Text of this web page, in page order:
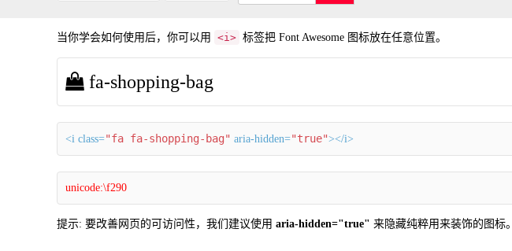
当你学会如何使用后，你可以用 <i> 标签把 Font Awesome 图标放在任意位置。
fa-shopping-bag
<i class="fa fa-shopping-bag" aria-hidden="true"></i>
unicode:\f290
提示: 要改善网页的可访问性，我们建议使用 aria-hidden="true" 来隐藏纯粹用来装饰的图标。